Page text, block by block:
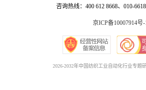
咨询热线：400 612 8668、010-
京ICP备10007914号-
2026-2032年中国纺织工业自动化行业专题